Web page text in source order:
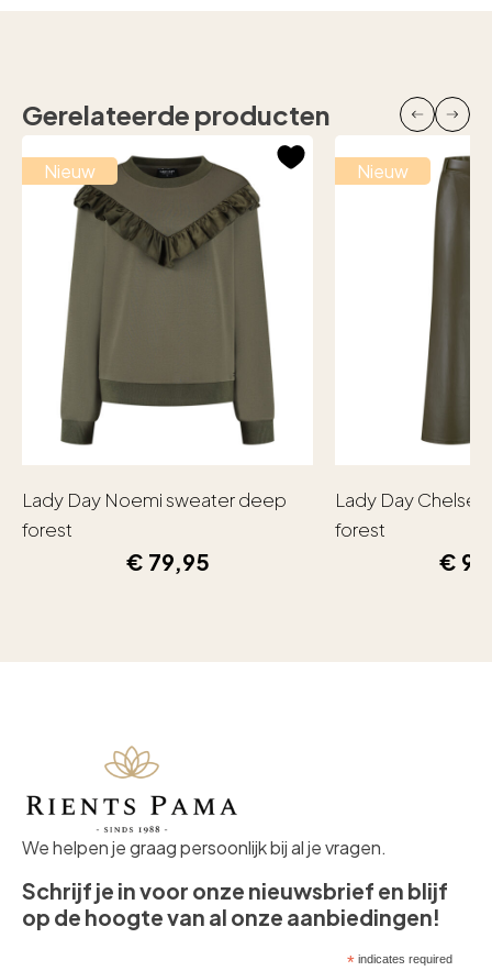
Gerelateerde producten
Nieuw
Lady Day Noemi sweater deep
forest
€ 79,95
Nieuw
Lady Day
forest
€
We helpen je graag persoonlijk bij al je vragen.
Schrijf je in voor onze nieuwsbrief en blijf
op de hoogte van al onze aanbiedingen!
*indicates required